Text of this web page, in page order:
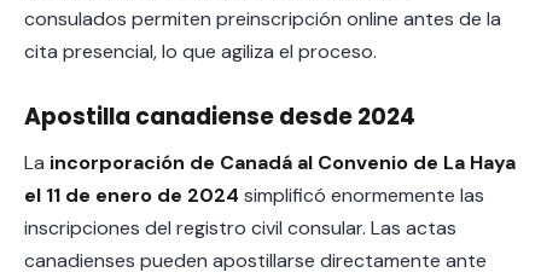
consulados permiten preinscripción online antes de la
cita presencial, lo que agiliza el proceso.
Apostilla canadiense desde 2024
La incorporación de Canadá al Convenio de La Haya
el 11 de enero de 2024 simplificó enormemente las
inscripciones del registro civil consular. Las actas
canadienses pueden apostillarse directamente ante